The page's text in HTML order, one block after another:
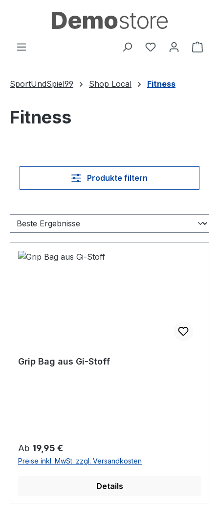
Zum Hauptinhalt springen
Du hast 0
SportUndSpiel99 Shop Local Fitness
Fitness
Produkte filtern
Grip Bag aus Gi-Stoff
Regulärer Preis:
Ab 19,95 €
Preise inkl. MwSt. zzgl. Versandkosten
Details